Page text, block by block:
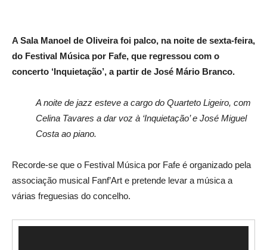
A Sala Manoel de Oliveira foi palco, na noite de sexta-feira,
do Festival Música por Fafe, que regressou com o
concerto ‘Inquietação’, a partir de José Mário Branco.
A noite de jazz esteve a cargo do Quarteto Ligeiro, com
Celina Tavares a dar voz à ‘Inquietação’ e José Miguel
Costa ao piano.
Recorde-se que o Festival Música por Fafe é organizado pela
associação musical Fanf’Art e pretende levar a música a
várias freguesias do concelho.